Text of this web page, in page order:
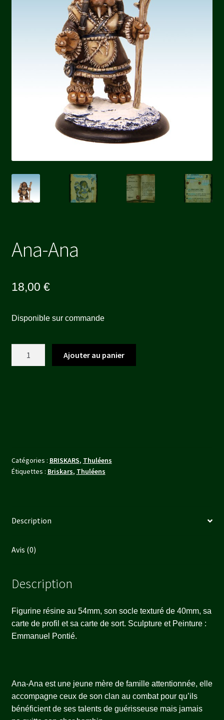
Ana-Ana
18,00 €
Disponible sur commande
Ajouter au panier
Catégories : BRISKARS, Thuléens
Étiquettes : Briskars, Thuléens
Description
Avis (0)
Description
Figurine résine au 54mm, son socle texturé de 40mm, sa
carte de profil et sa carte de sort. Sculpture et Peinture :
Emmanuel Pontié.
Ana-Ana est une jeune mère de famille attentionnée, elle
accompagne ceux de son clan au combat pour qu’ils
bénéficient de ses talents de guérisseuse mais jamais